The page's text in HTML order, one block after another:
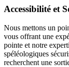
Accessibilité et
Nous mettons un
vous offrant une
pointe et notre
spéléologiques
recherchent une